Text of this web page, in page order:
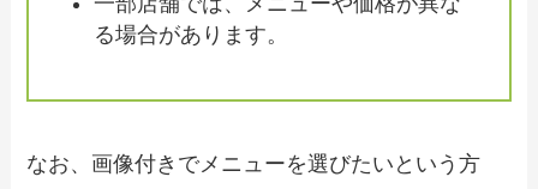
注文方法やクーポン情報も解説
る場合があります。
なお、画像付きでメニューを選びたいという方